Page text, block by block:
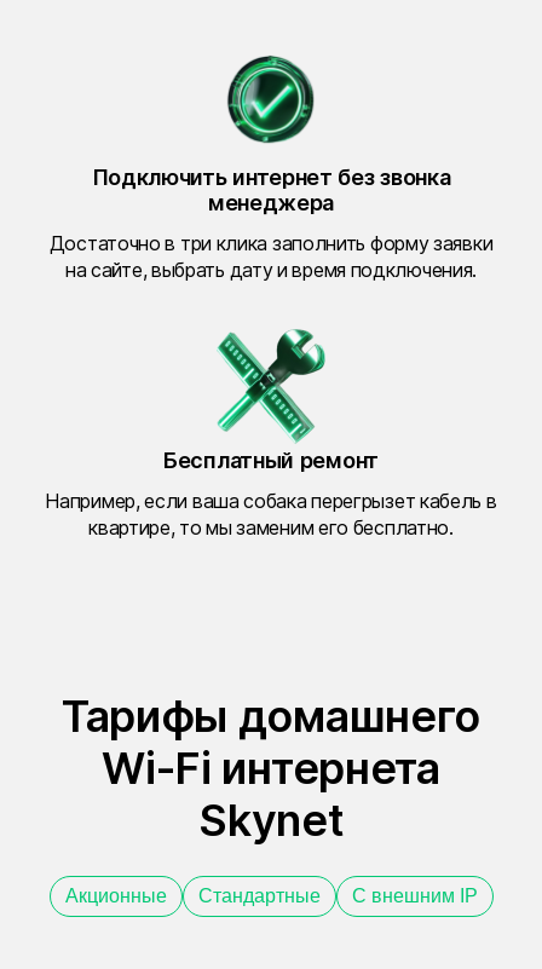
Подключить интернет без звонка
менеджера
Достаточно в три клика заполнить форму заявки
на сайте, выбрать дату и время подключения.
Бесплатный ремонт
Например, если ваша собака перегрызет кабель в
квартире, то мы заменим его бесплатно.
Тарифы домашнего
Wi-Fi интернета
Skynet
Акционные Стандартные С внешним IP